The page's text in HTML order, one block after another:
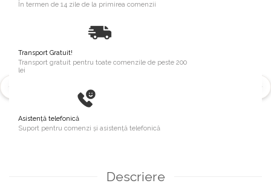
În termen de 14 zile de la primirea comenzii
Transport Gratuit!
Transport gratuit pentru toate comenzile de peste 200
lei
Asistență telefonică
Suport pentru comenzi și asistență telefonică
Descriere